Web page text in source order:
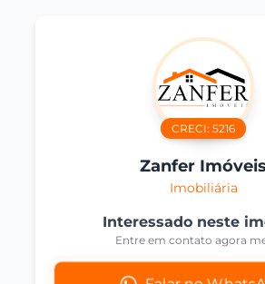
CRECI: 5216
Zanfer Imóveis
Imobiliária
Interessado neste
Entre em contato agora